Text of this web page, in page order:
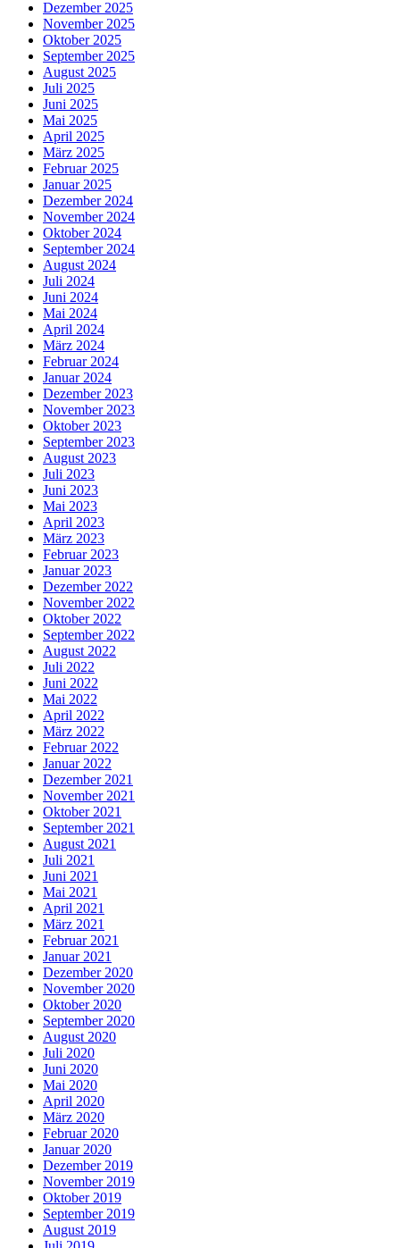
Dezember 2025
November 2025
Oktober 2025
September 2025
August 2025
Juli 2025
Juni 2025
Mai 2025
April 2025
März 2025
Februar 2025
Januar 2025
Dezember 2024
November 2024
Oktober 2024
September 2024
August 2024
Juli 2024
Juni 2024
Mai 2024
April 2024
März 2024
Februar 2024
Januar 2024
Dezember 2023
November 2023
Oktober 2023
September 2023
August 2023
Juli 2023
Juni 2023
Mai 2023
April 2023
März 2023
Februar 2023
Januar 2023
Dezember 2022
November 2022
Oktober 2022
September 2022
August 2022
Juli 2022
Juni 2022
Mai 2022
April 2022
März 2022
Februar 2022
Januar 2022
Dezember 2021
November 2021
Oktober 2021
September 2021
August 2021
Juli 2021
Juni 2021
Mai 2021
April 2021
März 2021
Februar 2021
Januar 2021
Dezember 2020
November 2020
Oktober 2020
September 2020
August 2020
Juli 2020
Juni 2020
Mai 2020
April 2020
März 2020
Februar 2020
Januar 2020
Dezember 2019
November 2019
Oktober 2019
September 2019
August 2019